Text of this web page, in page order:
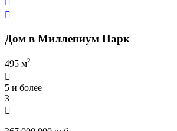


Дом в Миллениум Парк
495 м2

5 и более
3
